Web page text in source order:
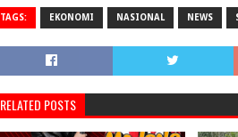
TAGS: EKONOMI NASIONAL NEWS
RELATED POSTS